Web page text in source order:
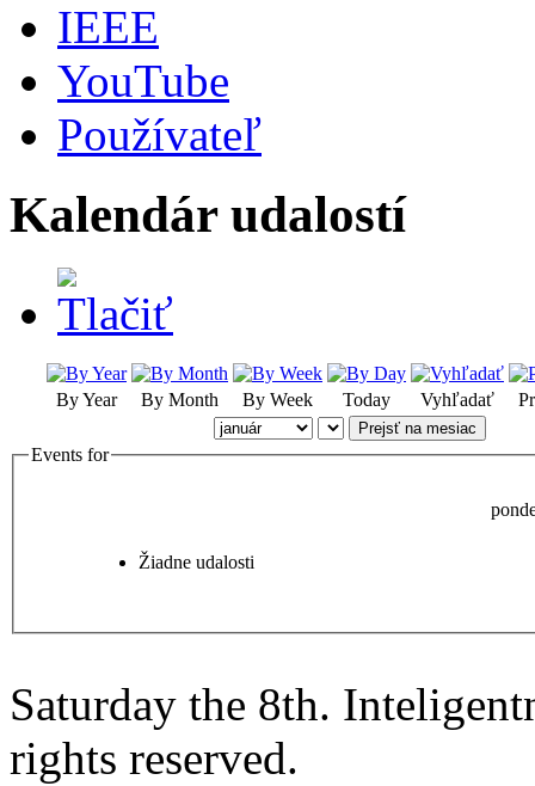
IEEE
YouTube
Používateľ
Kalendár udalostí
By Year By Month By Week Today Vyhľadať
Prejsť na mesiac
Events for
Žiadne udalosti
Saturday the 8th.
rights reserved.